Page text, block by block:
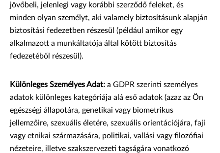
jövőbeli, jelenlegi vagy korábbi szerződő feleket, és
minden olyan személyt, aki valamely biztosításunk alapján
biztosítási fedezetben részesül (például amikor egy
alkalmazott a munkáltatója által kötött biztosítás
fedezetéből részesül).
Különleges Személyes Adat: a GDPR szerinti személyes
adatok különleges kategóriája alá eső adatok (azaz az Ön
egészségi állapotára, genetikai vagy biometrikus
jellemzőire, szexuális életére, szexuális orientációjára, faji
vagy etnikai származására, politikai, vallási vagy filozófiai
nézeteire, illetve szakszervezeti tagságára vonatkozó